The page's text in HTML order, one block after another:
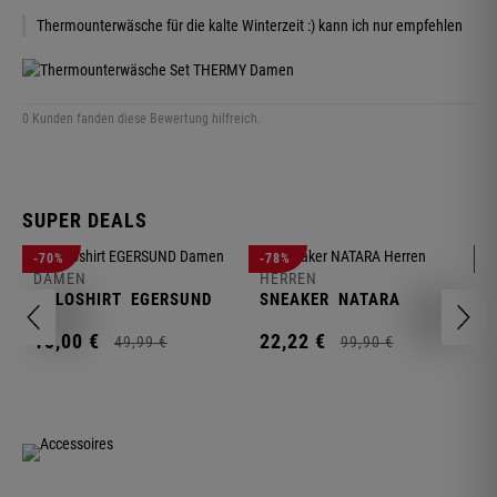
Thermounterwäsche für die kalte Winterzeit :) kann ich nur empfehlen
0 Kunden fanden diese Bewertung hilfreich.
SUPER DEALS
-70%
DAMEN
POLOSHIRT EGERSUND
15,00 € 49,99 €
-78%
HERREN
SNEAKER NATARA
22,22 € 99,90 €